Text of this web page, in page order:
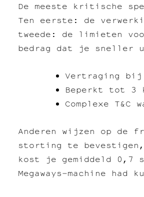
De meeste kritische
Ten eerste: de
tweede: de limieten
bedrag dat je sneller
Vertraging bij
Beperkt tot 3
Complexe
Anderen wijzen op de
storting te
kost je gemiddeld 0,7
Megaways‑machine had